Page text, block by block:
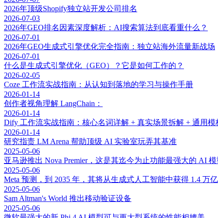
2026年顶级Shopify独立站开发公司排名
2026-07-03
2026年GEO排名因素深度解析：AI搜索算法到底看重什么？
2026-07-01
2026年GEO生成式引擎优化完全指南：独立站海外流量新战场
2026-07-01
什么是生成式引擎优化（GEO）？它是如何工作的？
2026-02-05
Coze 工作流实战指南：从认知到落地的学习与操作手册
2026-01-14
创作者视角理解 LangChain：
2026-01-14
Dify 工作流实战指南：核心名词详解 + 真实场景拆解 + 通用模
2026-01-14
研究指责 LM Arena 帮助顶级 AI 实验室玩弄其基准
2025-05-06
亚马逊推出 Nova Premier，这是其迄今为止功能最强大的 AI 模
2025-05-06
Meta 预测，到 2035 年，其将从生成式人工智能中获得 1.4 万
2025-05-06
Sam Altman's World 推出移动验证设备
2025-05-06